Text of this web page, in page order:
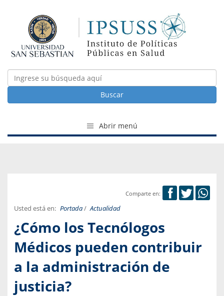
Buscar
Abrir menú
Comparte en:
Usted está en: Portada/ Actualidad
¿Cómo los Tecnólogos
Médicos pueden contribuir
a la administración de
justicia?